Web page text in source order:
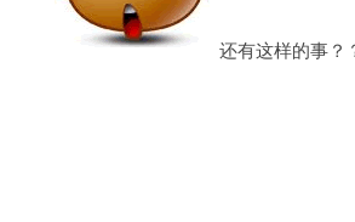
还有这样的事？